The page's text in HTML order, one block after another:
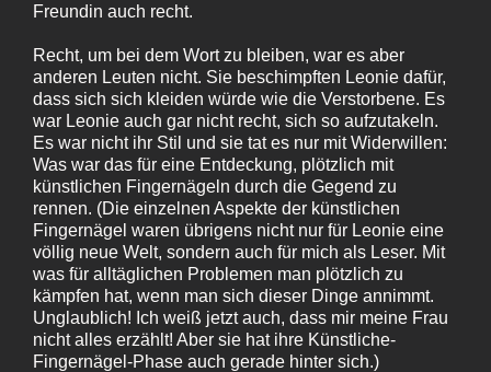
Freundin auch recht.
Recht, um bei dem Wort zu bleiben, war es aber
anderen Leuten nicht. Sie beschimpften Leonie dafür,
dass sich sich kleiden würde wie die Verstorbene. Es
war Leonie auch gar nicht recht, sich so aufzutakeln.
Es war nicht ihr Stil und sie tat es nur mit Widerwillen:
Was war das für eine Entdeckung, plötzlich mit
künstlichen Fingernägeln durch die Gegend zu
rennen. (Die einzelnen Aspekte der künstlichen
Fingernägel waren übrigens nicht nur für Leonie eine
völlig neue Welt, sondern auch für mich als Leser. Mit
was für alltäglichen Problemen man plötzlich zu
kämpfen hat, wenn man sich dieser Dinge annimmt.
Unglaublich! Ich weiß jetzt auch, dass mir meine Frau
nicht alles erzählt! Aber sie hat ihre Künstliche-
Fingernägel-Phase auch gerade hinter sich.)